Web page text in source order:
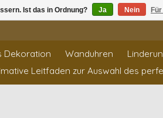
Dekoration Wanduhren
Leitfaden zur Auswahl des
Ist das in Ordnung? Ja Nein